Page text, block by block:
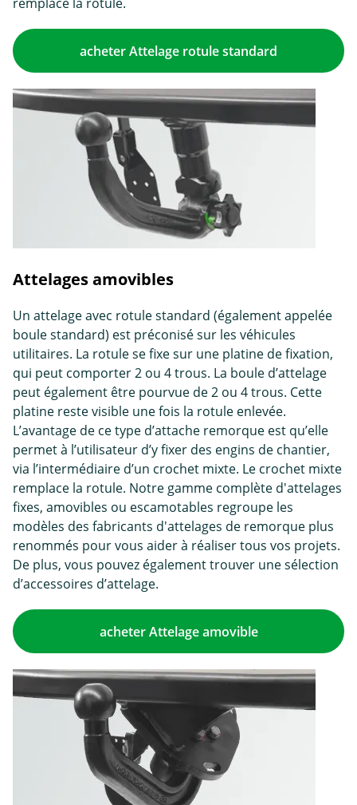
Attelages amovibles
Un attelage avec rotule standard (également appelée
boule standard) est préconisé sur les véhicules
utilitaires. La rotule se fixe sur une platine de fixation,
qui peut comporter 2 ou 4 trous. La boule d’attelage
peut également être pourvue de 2 ou 4 trous. Cette
platine reste visible une fois la rotule enlevée.
L’avantage de ce type d’attache remorque est qu’elle
permet à l’utilisateur d’y fixer des engins de chantier,
via l’intermédiaire d’un crochet mixte. Le crochet mixte
remplace la rotule. Notre gamme complète d'attelages
fixes, amovibles ou escamotables regroupe les
modèles des fabricants d'attelages de remorque plus
renommés pour vous aider à réaliser tous vos projets.
De plus, vous pouvez également trouver une sélection
d’accessoires d’attelage.
acheter Attelage rotule standard
acheter Attelage amovible